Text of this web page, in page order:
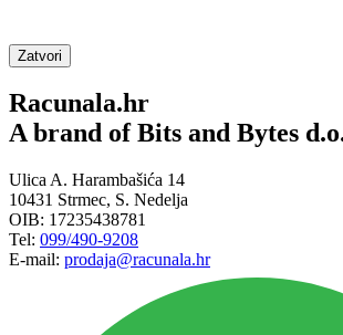
Zatvori
Racunala.hr
A brand of Bits and Bytes
Ulica A. Harambašića 14
10431 Strmec, S. Nedelja
OIB: 17235438781
Tel: 099/490-9208
E-mail: prodaja@racunala.hr